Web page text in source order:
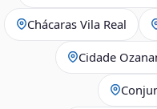
Chácaras Vila Real
Cidade